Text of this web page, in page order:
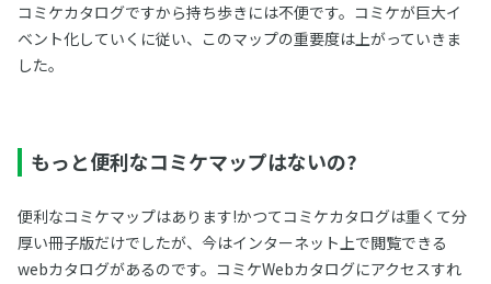
コミケカタログですから持ち歩きには不便です。コミケが巨大イ
ベント化していくに従い、このマップの重要度は上がっていきま
した。
もっと便利なコミケマップはないの?
便利なコミケマップはあります!かつてコミケカタログは重くて分
厚い冊子版だけでしたが、今はインターネット上で閲覧できる
webカタログがあるのです。コミケWebカタログにアクセスすれ